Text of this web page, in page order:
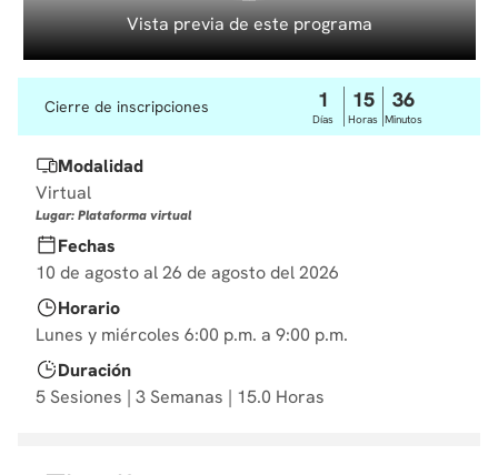
10. diseño Vista previa de este programa
Cierre de inscripciones 1
Días
15
Horas
36
Minutos
Modalidad
Virtual
Lugar: Plataforma virtual
Fechas
10 de agosto al 26 de agosto del 2026
Horario
Lunes y miércoles 6:00 p.m. a 9:00 p.m.
Duración
5 Sesiones | 3 Semanas | 15.0 Horas